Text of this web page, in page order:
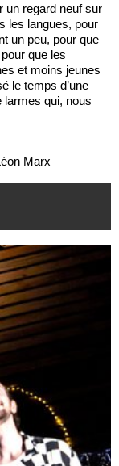
un regard neuf sur
les langues, pour
un peu, pour que
que les
et moins jeunes
le temps d’une
larmes qui, nous
Marx